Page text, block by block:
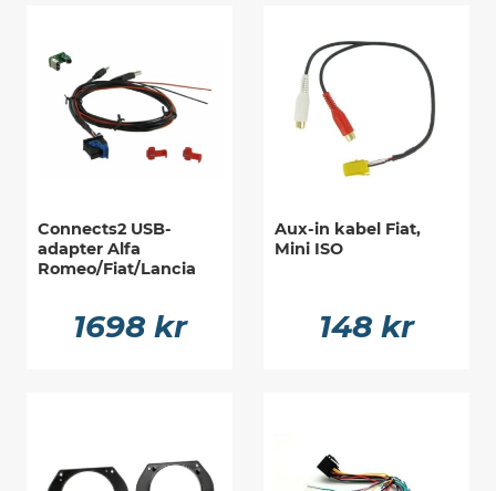
Connects2 USB-
adapter Alfa
Romeo/Fiat/Lancia
1698 kr
Aux-in kabel Fiat,
Mini ISO
148 kr